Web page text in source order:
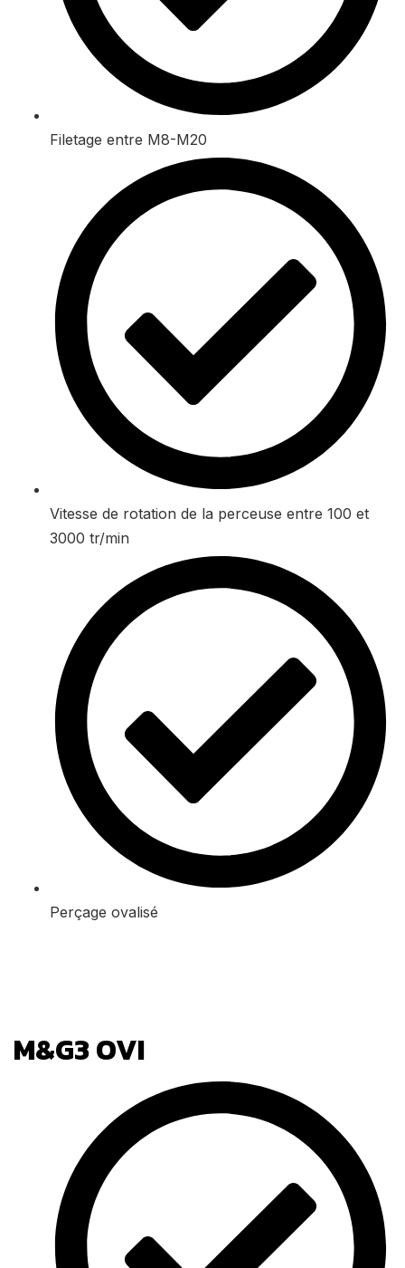
Filetage entre M8-M20
Vitesse de rotation de la perceuse entre 100 et
3000 tr/min
Perçage ovalisé
M&G3 OVI